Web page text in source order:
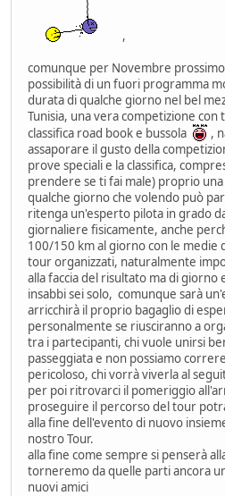
,
comunque per Novembre
possibilità di un fuori programma
durata di qualche giorno nel bel
Tunisia, una vera competizione con
classifica road book e bussola
,
assaporare il gusto della
prove speciali e la classifica,
prendere se ti fai male) proprio
qualche giorno che volendo può
ritenga un'esperto pilota in grado
giornaliere fisicamente, anche
100/150 km al giorno con le medie
tour organizzati, naturalmente
alla faccia del risultato ma di giorno
insabbi sei solo, comunque sarà
arricchirà il proprio bagaglio di
personalmente se riusciranno a
tra i partecipanti, chi vuole unirsi
passeggiata e non possiamo
pericoloso, chi vorrà viverla al
per poi ritrovarci il pomeriggio
proseguire il percorso del tour
alla fine dell'evento di nuovo
nostro Tour.
alla fine come sempre si penserà
torneremo da quelle parti ancora
nuovi amici